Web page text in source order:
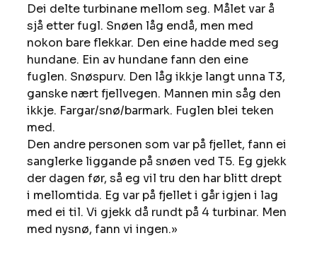
Dei delte turbinane mellom seg. Målet var å
sjå etter fugl. Snøen låg endå, men med
nokon bare flekkar. Den eine hadde med seg
hundane. Ein av hundane fann den eine
fuglen. Snøspurv. Den låg ikkje langt unna T3,
ganske nært fjellvegen. Mannen min såg den
ikkje. Fargar/snø/barmark. Fuglen blei teken
med.
Den andre personen som var på fjellet, fann ei
sanglerke liggande på snøen ved T5. Eg gjekk
der dagen før, så eg vil tru den har blitt drept
i mellomtida. Eg var på fjellet i går igjen i lag
med ei til. Vi gjekk då rundt på 4 turbinar. Men
med nysnø, fann vi ingen.»